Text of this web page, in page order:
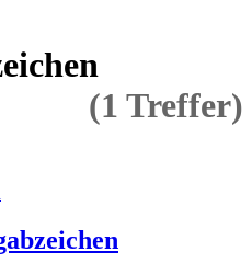
(1 Treffer)